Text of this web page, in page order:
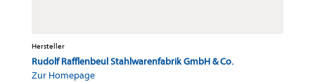
Hersteller
Rudolf Rafflenbeul Stahlwarenfabrik GmbH & Co.
Zur Homepage